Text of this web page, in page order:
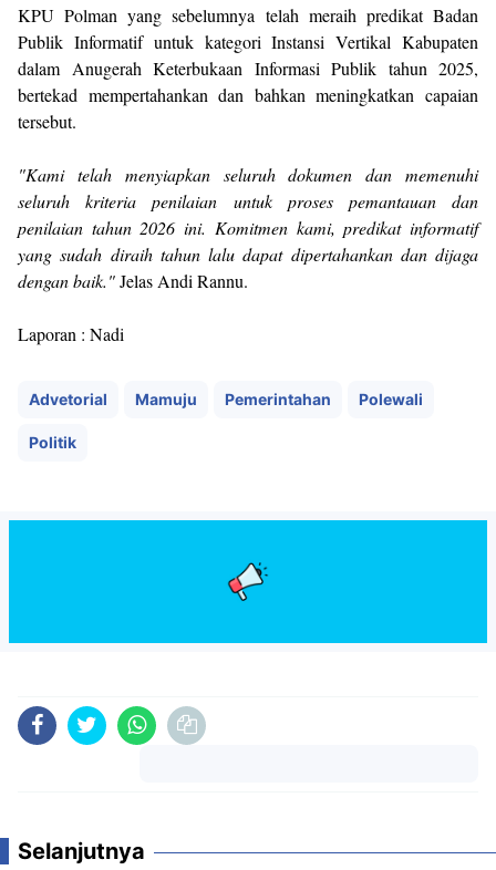
KPU Polman yang sebelumnya telah meraih predikat Badan
Publik Informatif untuk kategori Instansi Vertikal Kabupaten
dalam Anugerah Keterbukaan Informasi Publik tahun 2025,
bertekad mempertahankan dan bahkan meningkatkan capaian
tersebut.
"Kami telah menyiapkan seluruh dokumen dan memenuhi
seluruh kriteria penilaian untuk proses pemantauan dan
penilaian tahun 2026 ini. Komitmen kami, predikat informatif
yang sudah diraih tahun lalu dapat dipertahankan dan dijaga
dengan baik."Jelas Andi Rannu.
Laporan : Nadi
Advetorial Mamuju Pemerintahan Polewali
Politik
Selanjutnya